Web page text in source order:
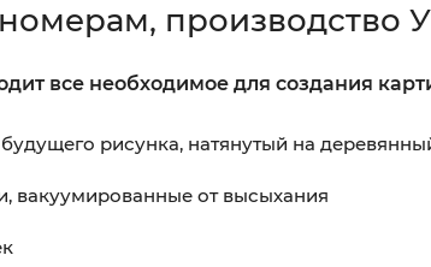
производство
все необходимое для создания
рисунка, натянутый на
вакуумированные от высыхания